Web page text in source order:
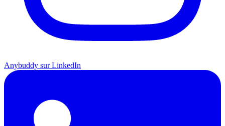
Anybuddy sur LinkedIn